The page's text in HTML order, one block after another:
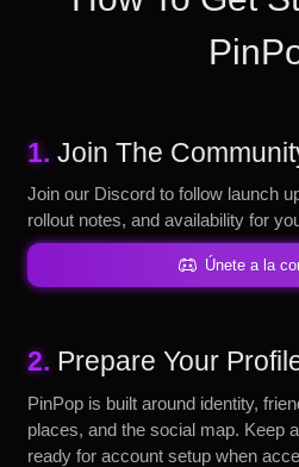
1. Join The
Join our Discord to follow launch
rollout notes, and availability for
Únete a la
2. Prepare Your
PinPop is built around identity,
places, and the social map. Keep
ready for account setup when